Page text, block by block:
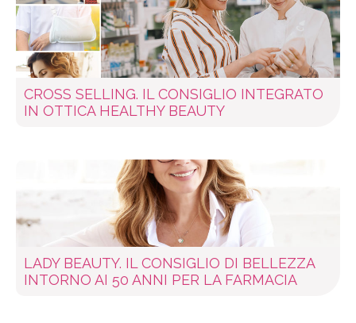
CROSS SELLING. IL CONSIGLIO INTEGRATO
IN OTTICA HEALTHY BEAUTY
LADY BEAUTY. IL CONSIGLIO DI BELLEZZA
INTORNO AI 50 ANNI PER LA FARMACIA